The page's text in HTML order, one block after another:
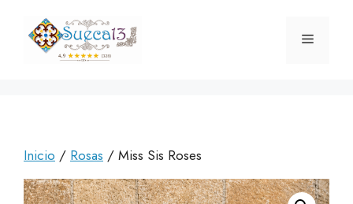
contenido
Menú
Inicio / Rosas / Miss Sis Roses